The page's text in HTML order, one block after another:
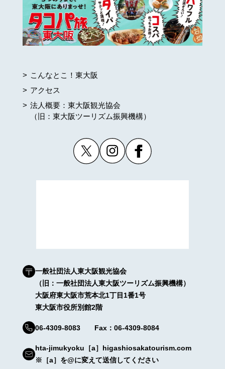
こんなとこ！東大阪
アクセス
法人概要：東大阪観光協会
（旧：東大阪ツーリズム振興機構）
一般社団法人東大阪観光協会
（旧：一般社団法人東大阪ツーリズム振興機構）
大阪府東大阪市荒本北1丁目1番1号
東大阪市役所別館2階
06-4309-8083 Fax：06-4309-8084
hta-jimukyoku［a］higashiosakatourism.com
※［a］を@に変えて送信してください